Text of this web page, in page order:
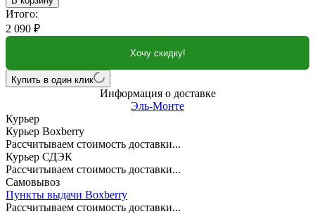
Итого:
2 090 ₽
Хочу скидку!
Купить в один клик
Информация о доставке
Эль-Монте
Курьер
Курьер Boxberry
Рассчитываем стоимость доставки...
Курьер СДЭК
Рассчитываем стоимость доставки...
Самовывоз
Пункты выдачи Boxberry
Рассчитываем стоимость доставки...